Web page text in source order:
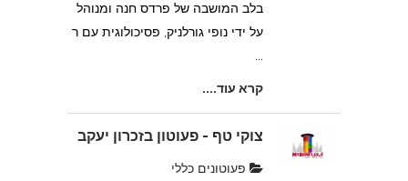
בלב המושבה של פרדס חנה ומנוהל
על ידי נופי גורלניק, פסיכולוגית עם ר
...
קרא עוד....
צוקי טף - פעוטון בזכרון יעקב
פעוטונים כללי